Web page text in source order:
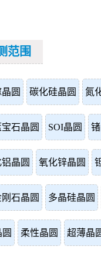
范围
圆 碳化硅晶圆 氮
宝石晶圆 SOI晶圆
晶圆 氧化锌晶圆
石晶圆 多晶硅晶圆
柔性晶圆 超薄晶